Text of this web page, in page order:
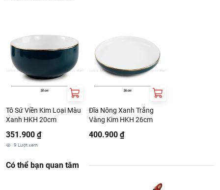
Tô Sứ Viền Kim Loại Màu
Xanh HKH 20cm
351.900 ₫
9 Lượt xem
Đĩa Nông Xanh Trắng
Vàng Kim HKH 26cm
400.900 ₫
Có thể bạn quan tâm